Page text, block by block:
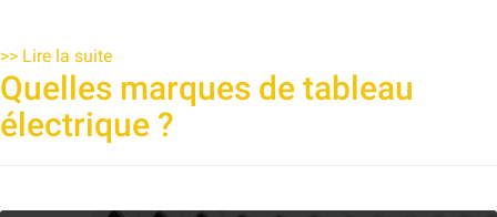
>> Lire la suite
Quelles marques de tableau
électrique ?